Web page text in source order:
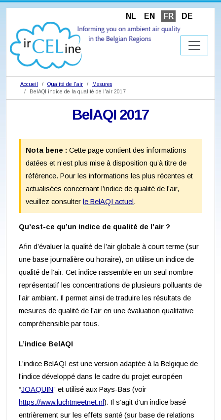
NL EN FR DE
Accueil Qualité de l'air
Mesures
BelAQI indice de la qualité de l'air 2017
BelAQI 2017
Nota bene : Cette page contient des informations
datées et n’est plus mise à disposition qu’à titre de
référence. Pour les informations les plus récentes et
actualisées concernant l’indice de qualité de l’air,
veuillez consulter le BelAQI actuel .
Qu’est-ce qu’un indice de qualité de l’air ?
Afin d’évaluer la qualité de l’air globale à court terme (sur
une base journalière ou horaire), on utilise un indice de
qualité de l’air. Cet indice rassemble en un seul nombre
représentatif les concentrations de plusieurs polluants de
l’air ambiant. Il permet ainsi de traduire les résultats de
mesures de qualité de l’air en une évaluation qualitative
compréhensible par tous.
L’indice BelAQI
L’indice BelAQI est une version adaptée à la Belgique de
l’indice développé dans le cadre du projet européen
“JOAQUIN” et utilisé aux Pays-Bas (voir
https://www.luchtmeetnet.nl). Il s’agit d’un indice basé
entrièrement sur les effets santé (sur base de relations